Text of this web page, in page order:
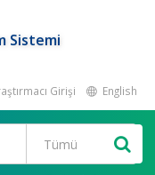
Sistemi
Girişi English